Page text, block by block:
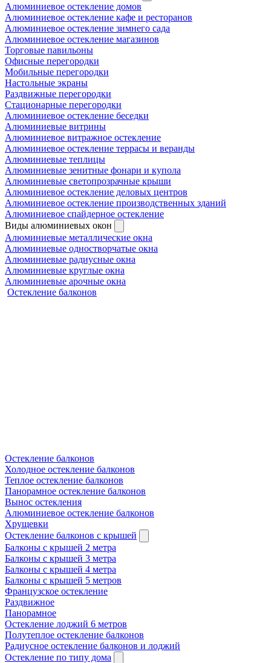
Алюминиевое остекление домов
Алюминиевое остекление кафе и ресторанов
Алюминиевое остекление зимнего сада
Алюминиевое остекление магазинов
Торговые павильоны
Офисные перегородки
Мобильные перегородки
Настольные экраны
Раздвижные перегородки
Стационарные перегородки
Алюминиевое остекление беседки
Алюминиевые витрины
Алюминиевое витражное остекление
Алюминиевое остекление террасы и веранды
Алюминиевые теплицы
Алюминиевые зенитные фонари и купола
Алюминиевые светопрозрачные крыши
Алюминиевое остекление деловых центров
Алюминиевое остекление производственных зданий
Алюминиевое спайдерное остекление
Виды алюминиевых окон
Алюминиевые металлические окна
Алюминиевые одностворчатые окна
Алюминиевые радиусные окна
Алюминиевые круглые окна
Алюминиевые арочные окна
Остекление балконов
Остекление балконов
Холодное остекление балконов
Теплое остекление балконов
Панорамное остекление балконов
Вынос остекления
Алюминиевое остекление балконов
Хрущевки
Остекление балконов с крышей
Балконы с крышей 2 метра
Балконы с крышей 3 метра
Балконы с крышей 4 метра
Балконы с крышей 5 метров
Французское остекление
Раздвижное
Панорамное
Остекление лоджий 6 метров
Полутеплое остекление балконов
Радиусное остекление балконов и лоджий
Остекление по типу дома